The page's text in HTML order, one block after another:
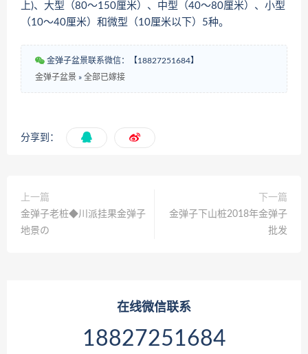
上)、大型（80～150厘米）、中型（40～80厘米）、小型
（10～40厘米）和微型（10厘米以下）5种。
金弹子盆景联系微信：【18827251684】
金弹子盆景 » 全部已嫁接
分享到：
上一篇
金弹子老桩◆川派挂果金弹子
地景の
下一篇
金弹子下山桩2018年金弹子
批发
在线微信联系
18827251684